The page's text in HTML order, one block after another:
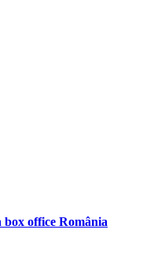
office România